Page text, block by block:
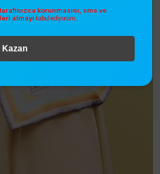
korunmasını, sms ve
almayı kabul ediyorum.